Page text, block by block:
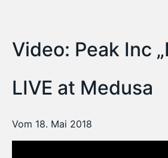
Video: Peak Inc
LIVE at Medusa
Vom 18. Mai 2018